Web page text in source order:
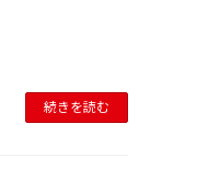
続きを読む